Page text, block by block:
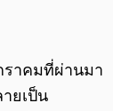
ราคมที่ผ่านมา
ยเป็น